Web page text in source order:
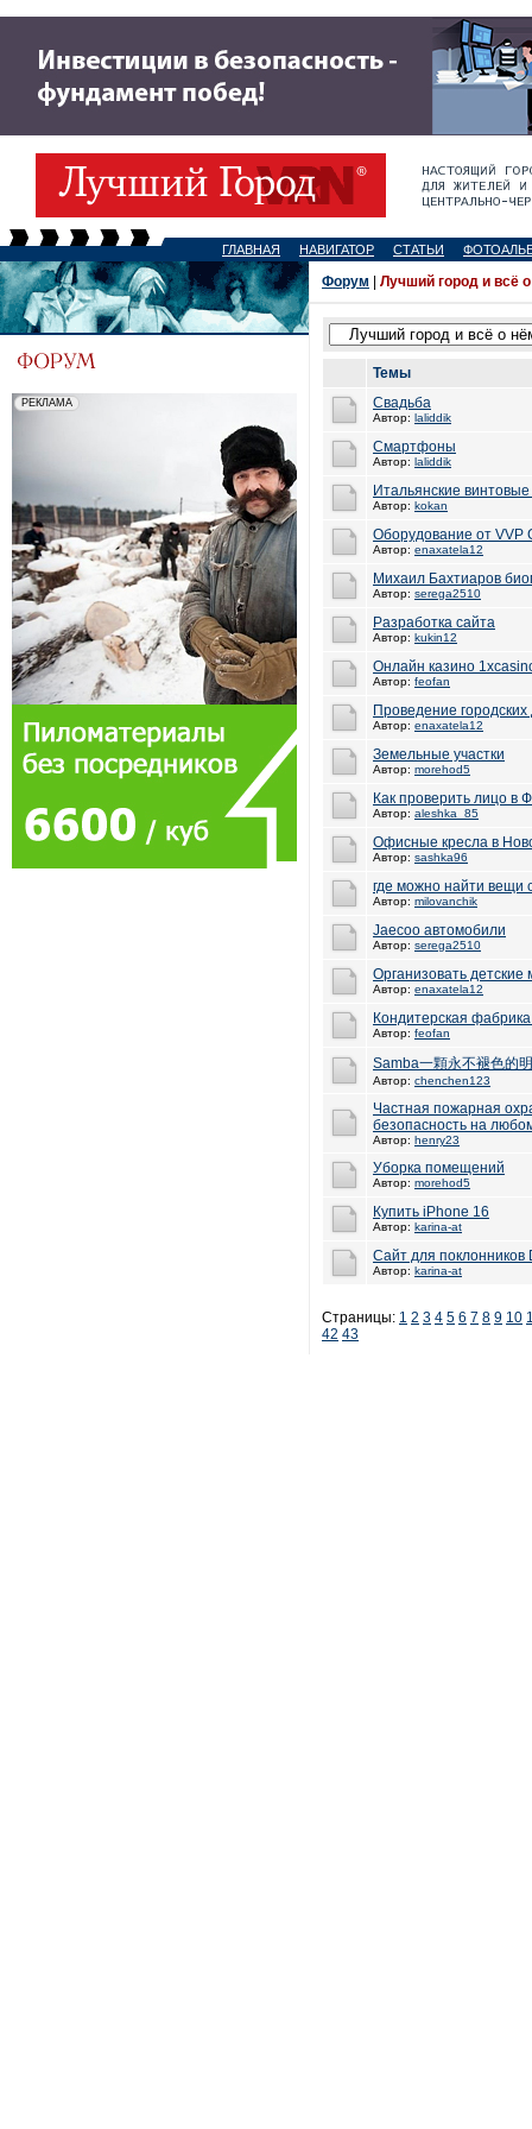
ГЛАВНАЯ НАВИГАТОР СТАТЬИ
Форум Лучший город и всё
Темы
Свадьба
Автор: laliddik
Смартфоны
Автор: laliddik
Итальянские
Автор: kokan
Оборудование от VVP
Автор: enaxatela12
Михаил Бахтиаров
Автор: serega2510
Разработка сайта
Автор: kukin12
Онлайн казино
Автор: feofan
Проведение
Автор: enaxatela12
Земельные участки
Автор: morehod5
Как проверить лицо в
Автор: aleshka_85
Офисные кресла в
Автор: sashka96
где можно найти вещи
Автор: milovanchik
Jaecoo автомобили
Автор: serega2510
Организовать
Автор: enaxatela12
Кондитерская
Автор: feofan
Samba一顆永不褪色的
Автор: chenchen123
Частная пожарная
безопасность на
Автор: henry23
Уборка помещений
Автор: morehod5
Купить iPhone 16
Автор: karina-at
Сайт для поклонников
Автор: karina-at
Страницы: 1 2 3 4 5 6 7 8 9 10
42 43